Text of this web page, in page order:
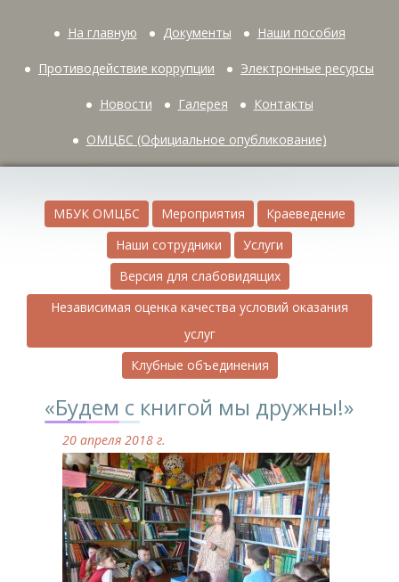
На главную Документы Наши пособия
Противодействие коррупции Электронные ресурсы
Новости Галерея Контакты
ОМЦБС (Официальное опубликование)
МБУК ОМЦБС Мероприятия
Краеведение
Наши сотрудники
Услуги
Версия для слабовидящих
Независимая оценка качества условий оказания
услуг
Клубные объединения
«Будем с книгой мы дружны!»
20 апреля 2018 г.